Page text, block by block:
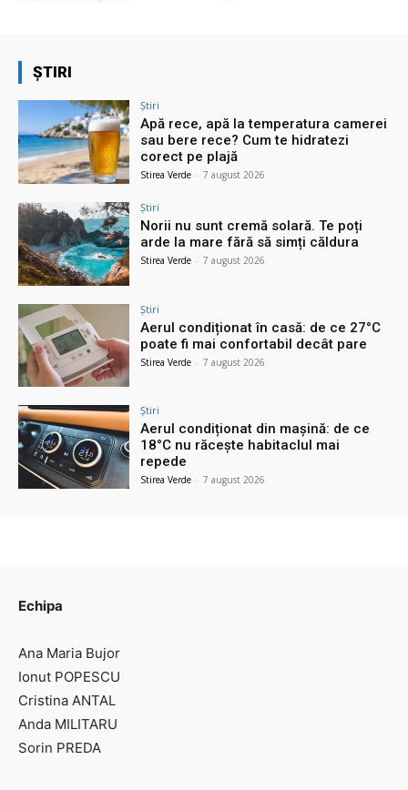
ȘTIRI
Știri
Apă rece, apă la temperatura camerei
sau bere rece? Cum te hidratezi
corect pe plajă
Stirea Verde - 7 august 2026
Știri
Norii nu sunt cremă solară. Te poți
arde la mare fără să simți căldura
Stirea Verde - 7 august 2026
Știri
Aerul condiționat în casă: de ce 27°C
poate fi mai confortabil decât pare
Stirea Verde - 7 august 2026
Știri
Aerul condiționat din mașină: de ce
18°C nu răcește habitaclul mai
repede
Stirea Verde - 7 august 2026
Echipa
Ana Maria Bujor
Ionut POPESCU
Cristina ANTAL
Anda MILITARU
Sorin PREDA